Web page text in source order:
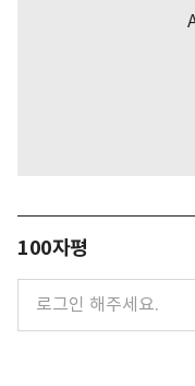
100자평